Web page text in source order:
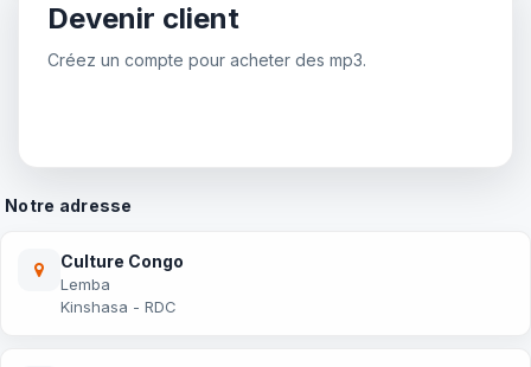
Devenir client
Créez un compte pour acheter des mp3.
Notre adresse
Culture Congo
Lemba
Kinshasa - RDC